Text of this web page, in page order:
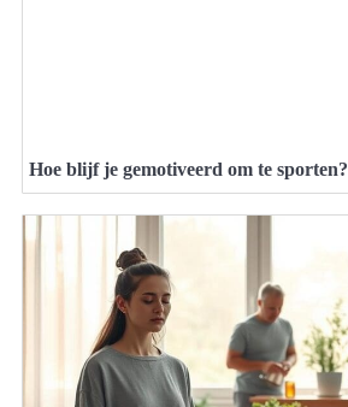
Hoe blijf je gemotiveerd om te sporten?